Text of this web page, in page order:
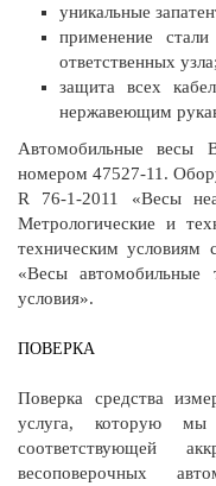
уникальные
применение
ответственных узла;
защита всех
нержавеющим
Автомобильные
номером 47527-11.
R 76-1-2011 «Весы
Метрологические и
техническим условиям
«Весы автомобильные
условия».
ПОВЕРКА
Поверка средства
услуга, которую
соответствующей
весоповерочных